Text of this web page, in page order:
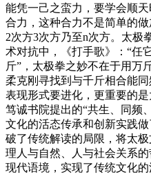
能凭一己之蛮力，要学会顺
合力，这种合力不是简单的
2次方3次方乃至n次方。太极
术对抗中，《打手歌》：“任
斤”，太极拳之妙不在于用万
柔克刚寻找到与千斤相合能
表现形式要进化，更重要的
笃诚书院提出的“共生、同频
文化的活态传承和创新实践
破了传统解读的局限，将太
理人与自然、人与社会关系
现代语境，实现了传统文化的